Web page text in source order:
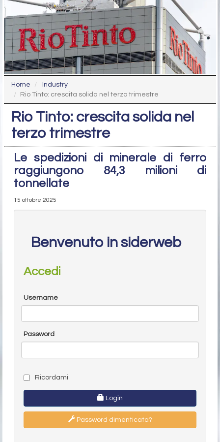
Home
Industry
Rio Tinto: crescita solida nel terzo trimestre
Rio Tinto: crescita solida nel
terzo trimestre
Le spedizioni di minerale di ferro
raggiungono 84,3 milioni di
tonnellate
15 ottobre 2025
Benvenuto in siderweb
Accedi
Username
Password
Ricordami
Login
Password dimenticata?